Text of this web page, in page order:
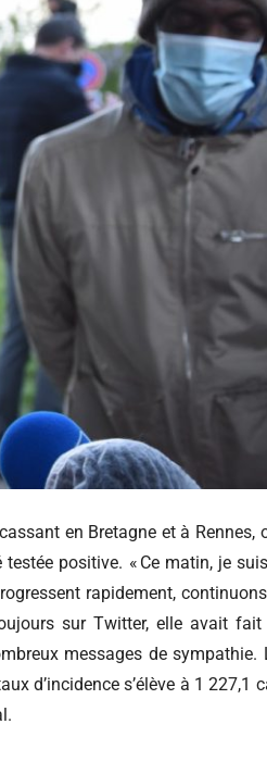
en Bretagne et à Rennes,
positive. « Ce matin, je
rapidement,
sur Twitter, elle avait fait
messages de sympathie.
d’incidence s’élève à 1 227,1